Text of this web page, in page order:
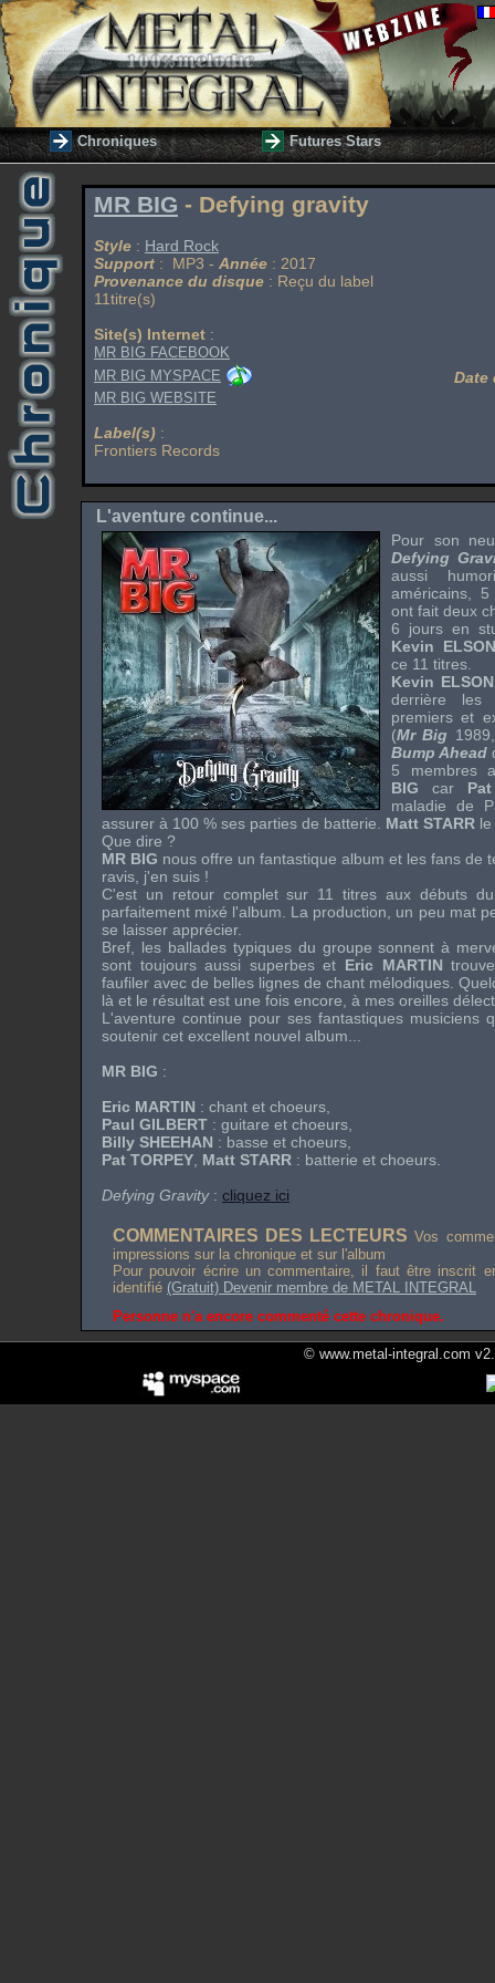
Chroniques Futures Stars
MR BIG - Defying gravity
Style : Hard Rock
Support : MP3 - Année : 2017
Provenance du disque : Reçu du label
11titre(s)
Site(s) Internet :
MR BIG FACEBOOK
MR BIG MYSPACE
MR BIG WEBSITE
Label(s) :
Frontiers Records
Date
L'aventure continue...
Pour son
Defying
aussi
américains,
ont fait deux
6 jours en
Kevin ELSON
ce 11 titres.
Kevin ELSON
derrière les
premiers et
(Mr Big
Bump Ahead
5 membres
BIG car
maladie de
assurer à 100 % ses parties de batterie. Matt STARR
Que dire ?
MR BIG nous offre un fantastique album et les fans de
ravis, j'en suis !
C'est un retour complet sur 11 titres aux débuts
parfaitement mixé l'album. La production, un peu mat
se laisser apprécier.
Bref, les ballades typiques du groupe sonnent à
sont toujours aussi superbes et Eric MARTIN
faufiler avec de belles lignes de chant mélodiques.
là et le résultat est une fois encore, à mes oreilles
L'aventure continue pour ses fantastiques musiciens
soutenir cet excellent nouvel album...
MR BIG :
Eric MARTIN : chant et choeurs,
Paul GILBERT : guitare et choeurs,
Billy SHEEHAN : basse et choeurs,
Pat TORPEY Matt STARR : batterie et choeurs.
Defying Gravity: cliquez ici
COMMENTAIRES DES LECTEURS Vos
impressions sur la chronique et sur l'album
Pour pouvoir écrire un commentaire, il faut être inscrit
identifié (Gratuit) Devenir membre de METAL INTEGRAL
Personne n'a encore commenté cette chronique.
© www.metal-integral.com